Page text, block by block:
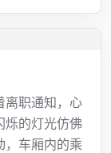
离职通知，心
烁的灯光仿佛
，车厢内的乘